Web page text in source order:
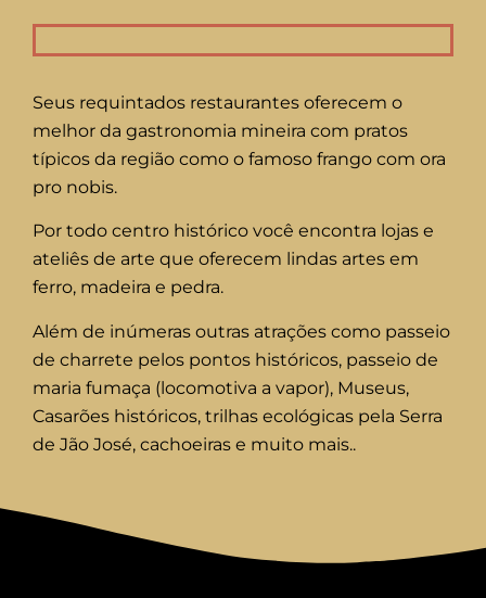
Seus requintados restaurantes oferecem o
melhor da gastronomia mineira com pratos
típicos da região como o famoso frango com ora
pro nobis.
Por todo centro histórico você encontra lojas e
ateliês de arte que oferecem lindas artes em
ferro, madeira e pedra.
Além de inúmeras outras atrações como passeio
de charrete pelos pontos históricos, passeio de
maria fumaça (locomotiva a vapor), Museus,
Casarões históricos, trilhas ecológicas pela Serra
de Jão José, cachoeiras e muito mais..